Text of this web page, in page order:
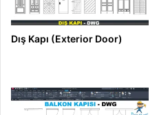
Dış Kapı (Exterior Door)